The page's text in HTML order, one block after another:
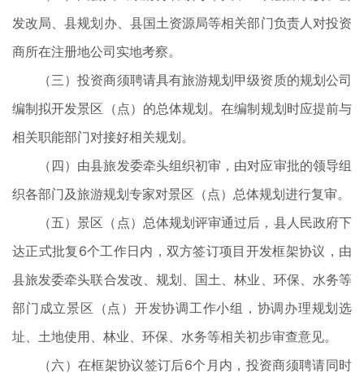
发改局、县规划办、县国土资源局等相关部门负责人对投资
商所在注册地公司实地考察。
（三）投资商须聘请具有旅游规划甲级资质的规划公司
编制拟开发景区（点）的总体规划。在编制规划时应提前与
相关职能部门对接好相关规划。
（四）由县旅发委牵头组织初审，由对应审批的领导组
织各部门及旅游规划专家对景区（点）总体规划进行复审。
（五）景区（点）总体规划评审通过后，县人民政府下
达正式批复6个工作日内，双方签订项目开发框架协议，由
县旅发委牵头联合发改、规划、国土、林业、环保、水务等
部门成立景区（点）开发协调工作小组，协调办理规划选
址、土地使用、林业、环保、水务等相关初步审查意见。
（六）在框架协议签订后6个月内，投资商须聘请同时